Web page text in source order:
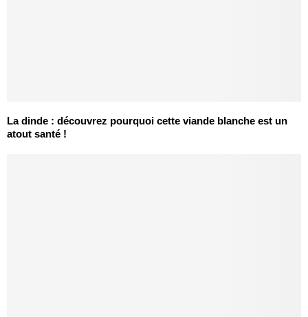
La dinde : découvrez pourquoi cette viande blanche est un
atout santé !